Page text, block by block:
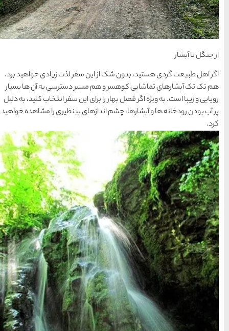
سفر لذت زیادی خواهید برد.
دسترسی به آن ها بسیار
این سفر انتخاب کنید، به دلیل
بینظیری را مشاهده خواهید
[search_hotel]
ها
سرزمین موج های آبی
1404-03-15
شهر چادگان اصفهان
1403-06-13
15 غذای کره ای
خوشمزه
1402-02-14
معرفی بکرترین
سواحل دیدنی بوشهر
1402-11-24